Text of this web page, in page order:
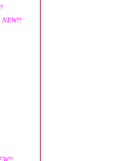
NEW!!